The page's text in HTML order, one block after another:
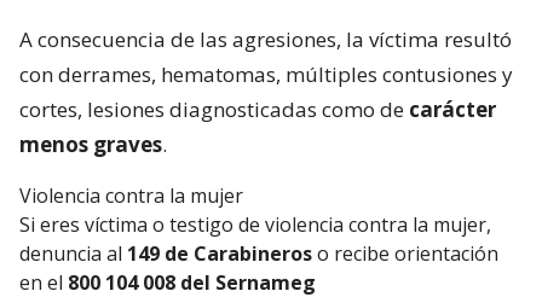
A consecuencia de las agresiones, la víctima resultó
con derrames, hematomas, múltiples contusiones y
cortes, lesiones diagnosticadas como de carácter
menos graves.
Violencia contra la mujer
Si eres víctima o testigo de violencia contra la mujer,
denuncia al 149 de Carabineroso recibe orientación
en el 800 104 008 del Sernameg